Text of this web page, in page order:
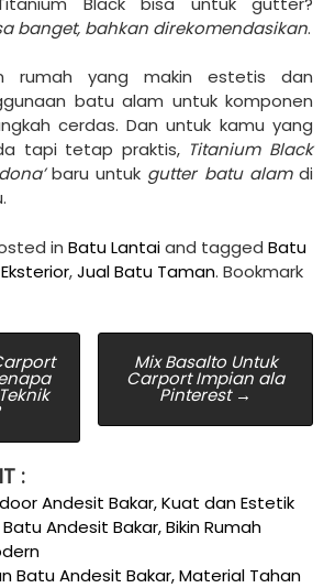
banget, bahkan direkomendasikan.
rumah yang makin estetis dan
batu alam untuk komponen
cerdas. Dan untuk kamu yang
tapi tetap praktis, Titanium Black
baru untuk gutter batu alamdi
in Batu Lantaiand tagged Batu
,Jual Batu Taman. Bookmark
Mix Basalto Untuk
Carport Impian ala
Pinterest →
:
Andesit Bakar, Kuat dan Estetik
Andesit Bakar, Bikin Rumah
Batu Andesit Bakar, Material Tahan